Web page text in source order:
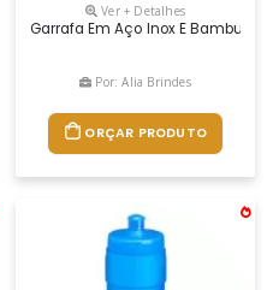
Ml, Design Moderno E Fabricado
Ver + Detalhes
Garrafa Em Aço Inox E Bambu
Por: Alia Brindes
ORÇAR PRODUTO